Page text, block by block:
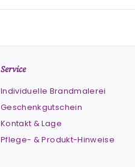
Service
Individuelle Brandmalerei
Geschenkgutschein
Kontakt & Lage
Pflege- & Produkt-Hinweise